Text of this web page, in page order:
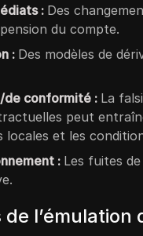
: Des
du compte.
: Des modèles de
de conformité : La
peut
locales et les
: Les fuites